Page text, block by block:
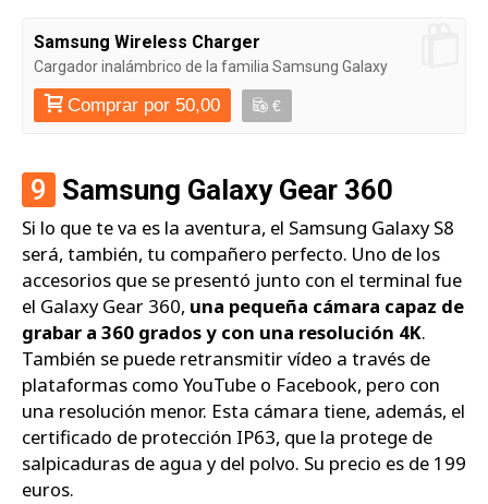
Samsung Wireless Charger
Cargador inalámbrico de la familia Samsung Galaxy
Comprar por 50,00 €
9 Samsung Galaxy Gear 360
Si lo que te va es la aventura, el Samsung Galaxy S8
será, también, tu compañero perfecto. Uno de los
accesorios que se presentó junto con el terminal fue
el Galaxy Gear 360, una pequeña cámara capaz de
grabar a 360 grados y con una resolución 4K.
También se puede retransmitir vídeo a través de
plataformas como YouTube o Facebook, pero con
una resolución menor. Esta cámara tiene, además, el
certificado de protección IP63, que la protege de
salpicaduras de agua y del polvo. Su precio es de 199
euros.